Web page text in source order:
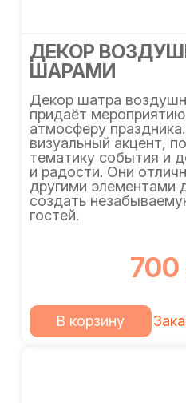
ДЕКОР
ШАРАМИ
Декор шатра
придаёт
атмосферу
визуальный акцент,
тематику события и
и радости. Они
другими элементами
создать
гостей.
700
В корзину